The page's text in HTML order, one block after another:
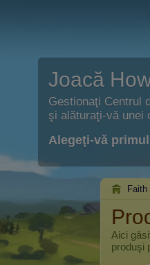
Joacă
Gestionaţi Centrul
şi alăturaţi-vă unei
Alegeţi-vă
Faith
Aici
produşi